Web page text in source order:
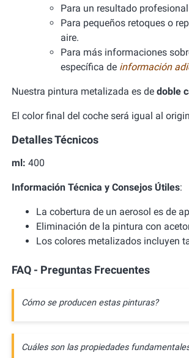
Para un resultado
Para pequeños retoques o
aire.
Para más informaciones
específica de información
Nuestra pintura metalizada es de doble
El color final del coche será igual al
Detalles Técnicos
ml: 400
Información Técnica y Consejos Útiles:
La cobertura de un aerosol es de
Eliminación de la pintura con
Los colores metalizados incluyen
FAQ - Preguntas Frecuentes
Cómo se producen estas pinturas?
Cuáles son las propiedades